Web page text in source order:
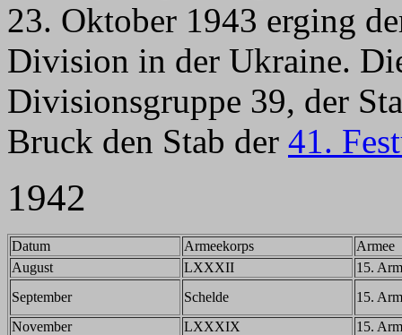
23. Oktober 1943 erging
Division in der Ukraine.
Divisionsgruppe 39, der
Bruck den Stab der 41.
1942
Datum Armeekorps
Armee
August
LXXXII
15.
September
Schelde
15.
November
LXXXIX 15.